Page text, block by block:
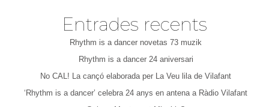
Entrades recents
Rhythm is a dancer novetas 73 muzik
Rhythm is a dancer 24 aniversari
No CAL! La cançó elaborada per La Veu lila de Vilafant
‘Rhythm is a dancer’ celebra 24 anys en antena a Ràdio Vilafant